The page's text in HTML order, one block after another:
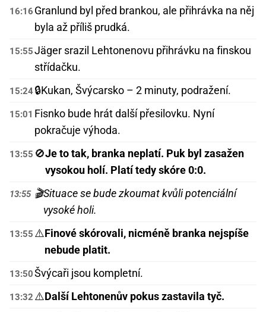
16:16 Granlund byl před brankou, ale přihrávka na něj
byla až příliš prudká.
15:55Jäger srazil Lehtonenovu přihrávku na finskou
střídačku.
15:24🔒Kukan, Švýcarsko – 2 minuty, podražení.
15:01 Fisnko bude hrát další přesilovku. Nyní
pokračuje výhoda.
13:55 🚫Je to tak, branka neplatí. Puk byl zasažen
vysokou holí. Platí tedy skóre 0:0.
13:55 🎬Situace se bude zkoumat kvůli potenciální
vysoké holi.
13:55 ⚠️Finové skórovali, nicméně branka nejspíše
nebude platit.
13:50Švýcaři jsou kompletní.
13:32 ⚠️Další Lehtonenův pokus zastavila tyč.